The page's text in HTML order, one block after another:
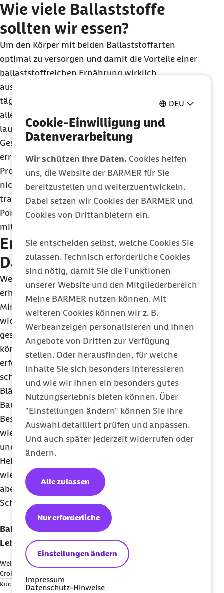
DEU
Cookie-Einwilligung und
Datenverarbeitung
Wir schützen Ihre Daten. Cookies helfen
uns, die Website der BARMER für Sie
bereitzustellen und weiterzuentwickeln.
Dabei setzen wir Cookies der BARMER und
Cookies von Drittanbietern ein.
Sie entscheiden selbst, welche Cookies Sie
zulassen. Technisch erforderliche Cookies
sind nötig, damit Sie die Funktionen
unserer Website und den Mitgliederbereich
Meine BARMER nutzen können. Mit
weiteren Cookies können wir z. B.
Werbeanzeigen personalisieren und Ihnen
Angebote von Dritten zur Verfügung
stellen. Oder herausfinden, für welche
Inhalte Sie sich besonders interessieren
und wie wir Ihnen ein besonders gutes
Nutzungserlebnis bieten können. Über
"Einstellungen ändern" können Sie Ihre
Auswahl detailliert prüfen und anpassen.
Und auch später jederzeit widerrufen oder
ändern.
Einstellungen ändern
Nur erforderliche
Alle zulassen
Impressum
Datenschutz-Hinweise
Wie viele Ballaststoffe
sollten wir essen?
Um den Körper mit beiden Ballaststoffarten
optimal zu versorgen und damit die Vorteile einer
ballaststoffreichen Ernährung wirklich
ausschöpfen zu können, sollten Erwachsene
täglich mindestens 30 Gramm Ballaststoffe, vor
allem aus Vollkornprodukten, zu sich nehmen. So
lautet auch die Empfehlung der Deutschen
Gesellschaft für Ernährunge.V.(DGE). "Allerdings
erreichen derzeit 75 Prozent der Frauen und 68
Prozent der Männer diese empfohlene Menge
nicht", so Schmidt. Neben Vollkornprodukten
tragen auch Gemüse und Obst – am besten fünf
Portionen am Tag – zu einer optimalen Versorgung
mit Ballaststoffen bei.
Ernährungsumstellung?
Dann aber richtig!
Wer die Ballaststoffmenge in seiner Nahrung
erhöht, muss vor allem ausreichend trinken.
Mindestens zwei Liter Flüssigkeit pro Tag sind
wichtig, damit die Ballaststoffe ihre
gesundheitsfördernden Wirkungen entfalten
können. Die Ernährungsumstellung sollte langsam
erfolgen, um Magen und Darm zu schonen. Eine zu
schnelle Zufuhr von Ballaststoffen kann zu
Blähungen, Druck- und Völlegefühl sowie
Bauchschmerzen führen.
Besonders ballaststoffreich sind Getreidesorten
wie Dinkel, Gerste, Hafer, Mais, Roggen, Weizen
und ihre Vollkornmehle, Beeren wie Johannis- oder
Heidelbeeren und Trockenfrüchte, Hülsenfrüchte
wie Linsen, Kichererbsen, Bohnen oder Erbsen,
aber auch Kartoffeln, Möhren, Kohl, Fenchel,
Schwarzwurzeln und Leinsamen.
Ballaststoffarmes
Lebensmittel
Ballaststoffreiches
Lebensmittel
Weißbrot, Brötchen, Toastbrot,
Croissant
Vollkornbrot, Leinsamenbrot,
Kuchen, Torte, Kekse, Zwieback